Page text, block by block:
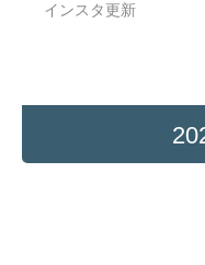
インスタ更新